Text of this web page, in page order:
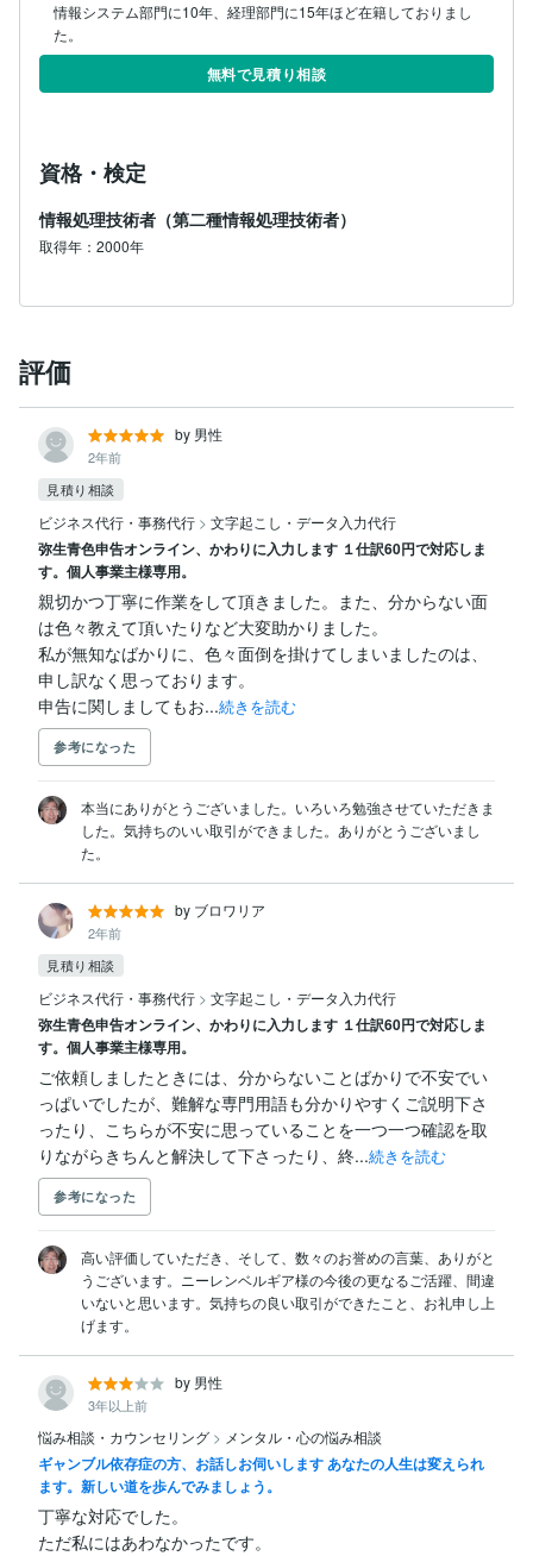
情報システム部門に10年、経理部門に15年ほど在籍しておりまし
た。
無料で見積り相談
資格・検定
情報処理技術者（第二種情報処理技術者）
取得年：2000年
評価
by 男性
2年前
見積り相談
ビジネス代行・事務代行 > 文字起こし・データ入力代行
弥生青色申告オンライン、かわりに入力します １仕訳60円で対応しま
す。個人事業主様専用。
親切かつ丁寧に作業をして頂きました。また、分からない面
は色々教えて頂いたりなど大変助かりました。
私が無知なばかりに、色々面倒を掛けてしまいましたのは、
申し訳なく思っております。
申告に関しましてもお...続きを読む
参考になった
本当にありがとうございました。いろいろ勉強させていただきま
した。気持ちのいい取引ができました。ありがとうございまし
た。
by ブロワリア
2年前
見積り相談
ビジネス代行・事務代行 > 文字起こし・データ入力代行
弥生青色申告オンライン、かわりに入力します １仕訳60円で対応しま
す。個人事業主様専用。
ご依頼しましたときには、分からないことばかりで不安でい
っぱいでしたが、難解な専門用語も分かりやすくご説明下さ
ったり、こちらが不安に思っていることを一つ一つ確認を取
りながらきちんと解決して下さったり、終...続きを読む
参考になった
高い評価していただき、そして、数々のお誉めの言葉、ありがと
うございます。ニーレンベルギア様の今後の更なるご活躍、間違
いないと思います。気持ちの良い取引ができたこと、お礼申し上
げます。
by 男性
3年以上前
悩み相談・カウンセリング > メンタル・心の悩み相談
ギャンブル依存症の方、お話しお伺いします あなたの人生は変えられ
ます。新しい道を歩んでみましょう。
丁寧な対応でした。
ただ私にはあわなかったです。